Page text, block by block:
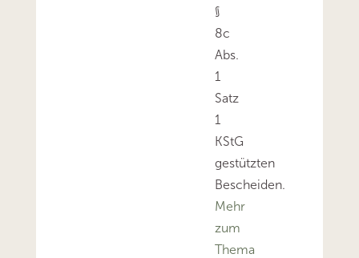
§
8c
Abs.
1
Satz
1
KStG
gestützten
Bescheiden.
Mehr
zum
Thema